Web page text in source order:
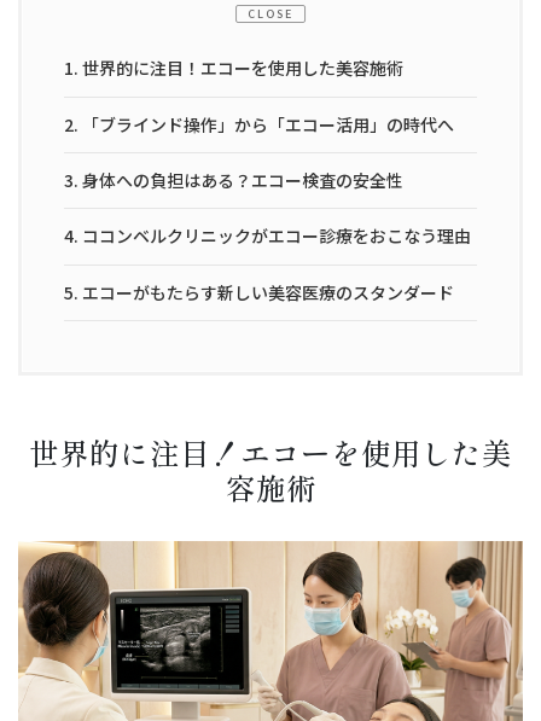
CLOSE
1. 世界的に注目！エコーを使用した美容施術
2. 「ブラインド操作」から「エコー活用」の時代へ
3. 身体への負担はある？エコー検査の安全性
4. ココンベルクリニックがエコー診療をおこなう理由
5. エコーがもたらす新しい美容医療のスタンダード
世界的に注目！エコーを使用した美
容施術